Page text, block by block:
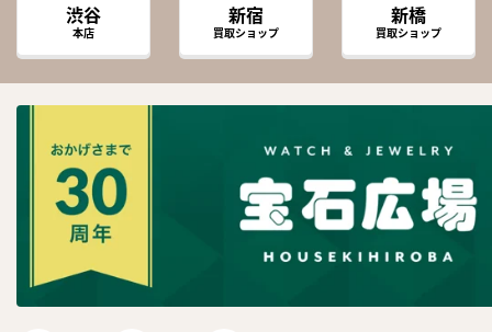
渋谷
本店
新宿
買取ショップ
新橋
買取ショップ